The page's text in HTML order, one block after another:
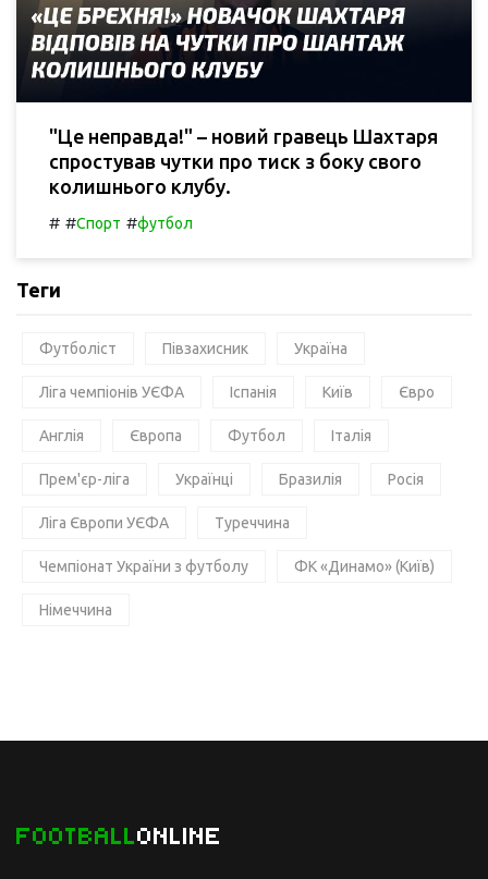
"Це неправда!" – новий гравець Шахтаря
спростував чутки про тиск з боку свого
колишнього клубу.
# #Спорт #футбол
Теги
Футболіст Півзахисник Україна
Ліга чемпіонів УЄФА Іспанія Київ Євро
Англія Європа Футбол Італія
Прем'єр-ліга Українці Бразилія Росія
Ліга Європи УЄФА Туреччина
Чемпіонат України з футболу ФК «Динамо» (Київ)
Німеччина
FOOTBALLONLINE